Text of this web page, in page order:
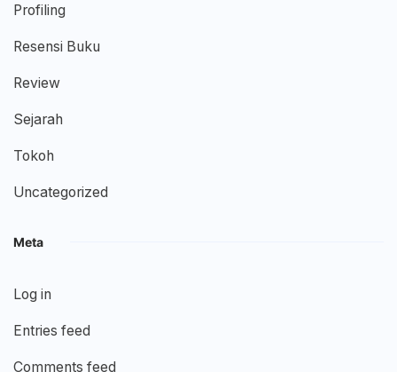
Profiling
Resensi Buku
Review
Sejarah
Tokoh
Uncategorized
Meta
Log in
Entries feed
Comments feed